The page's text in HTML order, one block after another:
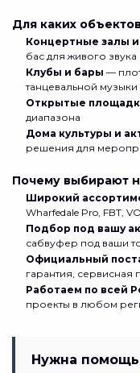
Для каких
Концертные залы
бас для живого звука
Клубы и бары —
танцевальной музыки
Открытые
диапазона
Дома культуры и
решения для
Почему выбирают
Широкий
Wharfedale Pro, FBT,
Подбор под вашу
сабвуфер под ваши
Официальный
гарантия, сервисная
Работаем по всей
проекты в любом
Нужна помощь